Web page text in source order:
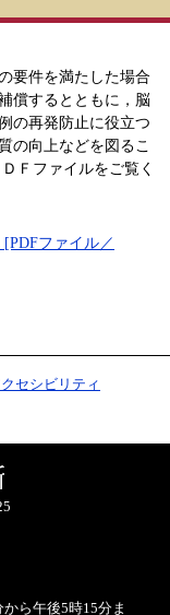
要件を満たした場合
償するとともに，脳
の再発防止に役立つ
の向上などを図るこ
Ｆファイルをご覧く
ファイル／
セシビリティ
ら午後5時15分ま